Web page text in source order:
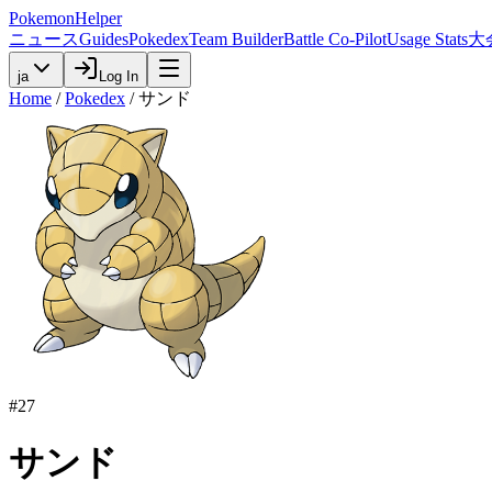
PokemonHelper
ニュースGuidesPokedexTeam BuilderBattle Co-PilotUsage Stats大
ja Log In
Home / Pokedex / サンド
#27
サンド